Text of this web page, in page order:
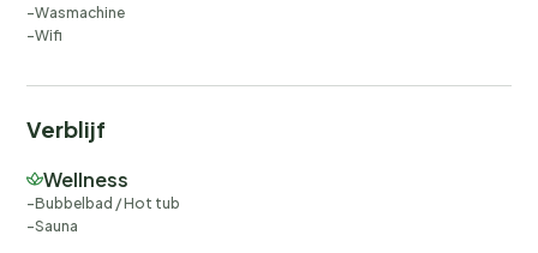
Wasmachine
Wifi
Verblijf
Wellness
Bubbelbad / Hot tub
Sauna